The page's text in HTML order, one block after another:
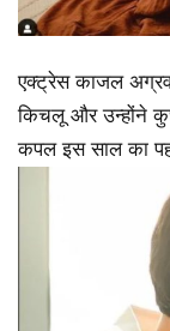
एक्ट्रेस काजल
किचलू और उन्होंने
कपल इस साल का